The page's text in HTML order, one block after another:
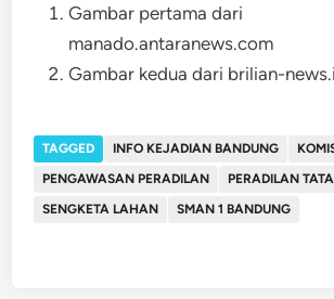
Gambar pertama dari
manado.antaranews.com
Gambar kedua dari brilian-
TAGGED INFO KEJADIAN BANDUNG
PENGAWASAN PERADILAN
PERADILAN
SENGKETA LAHAN
SMAN 1 BANDUNG